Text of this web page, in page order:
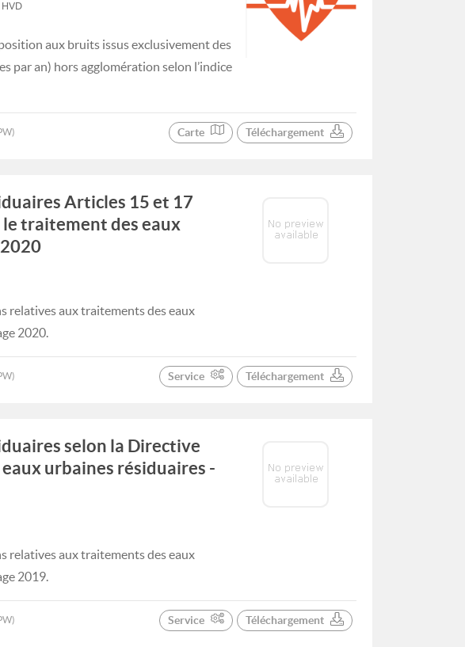
HVD
aux bruits issus exclusivement des
par an) hors agglomération selon l’indice
Carte Téléchargement
Articles 15 et 17
traitement des eaux
relatives aux traitements des eaux
2020.
Service Téléchargement
selon la Directive
urbaines résiduaires -
relatives aux traitements des eaux
2019.
Service Téléchargement